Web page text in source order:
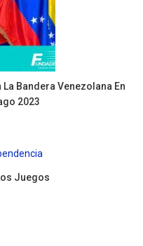
Bandera Venezolana En
2023
Juegos